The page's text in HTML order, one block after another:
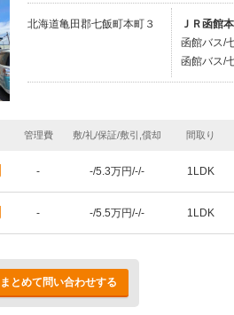
北海道亀田郡七飯町本町３
ＪＲ函館
函館バス/
函館バス/
管理費 敷/礼/保証/敷引,償却 間取り
- -/5.3万円/-/- 1LDK
- -/5.5万円/-/- 1LDK
まとめて問い合わせする